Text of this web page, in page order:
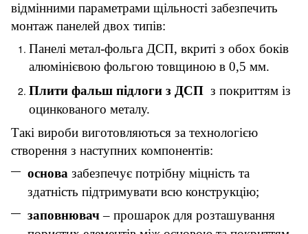
відмінними параметрами щільності забезпечить
монтаж панелей двох типів:
Панелі метал-фольга ДСП, вкриті з обох боків
алюмінієвою фольгою товщиною в 0,5 мм.
Плити фальш підлоги з ДСП з покриттям із
оцинкованого металу.
Такі вироби виготовляються за технологією
створення з наступних компонентів:
основа забезпечує потрібну міцність та
здатність підтримувати всю конструкцію;
заповнювач– прошарок для розташування